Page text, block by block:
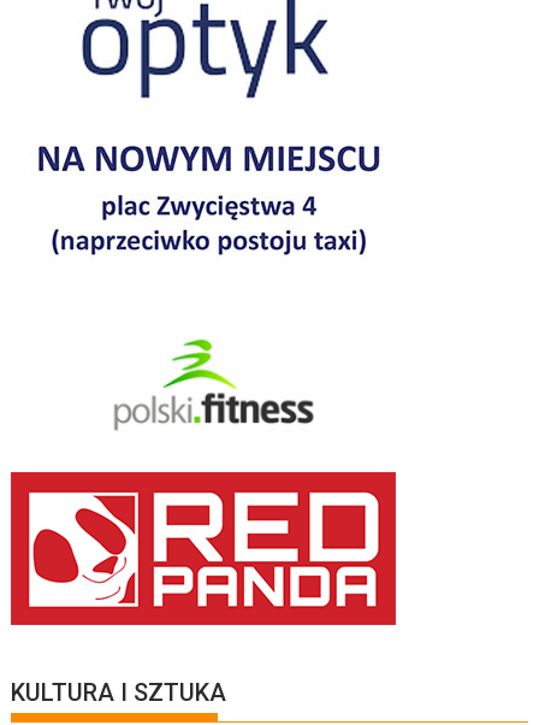
KULTURA I SZTUKA